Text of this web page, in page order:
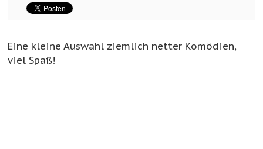
Eine kleine Auswahl ziemlich netter Komödien,
viel Spaß!